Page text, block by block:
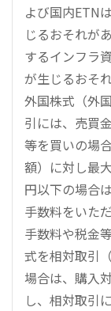
よび国内ETN
じるおそれが
するインフラ
が生じるおそ
外国株式（外
引には、売買
等を買いの場
額）に対し最
円以下の場合
手数料をいた
手数料や税金
式を相対取引
場合は、購入
し、相対取引